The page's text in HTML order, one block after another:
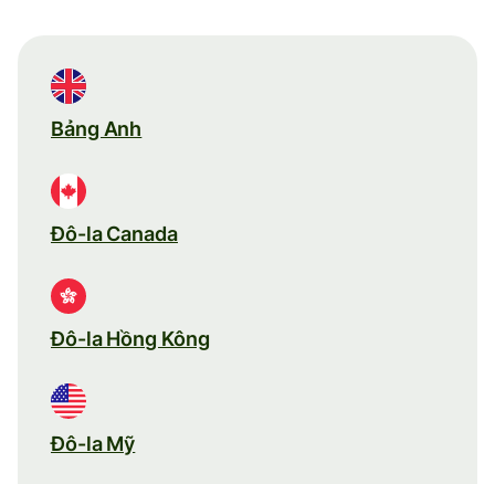
Bảng Anh
Đô-la Canada
Đô-la Hồng Kông
Đô-la Mỹ